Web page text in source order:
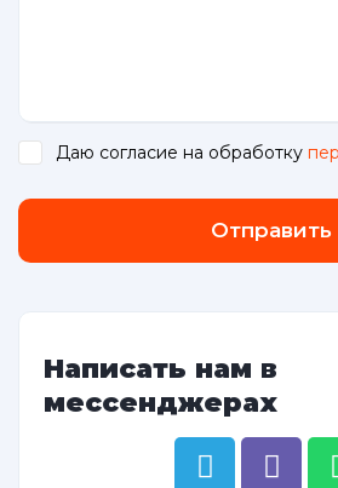
Даю согласие на обработку
Отправить
Написать нам в
мессенджерах